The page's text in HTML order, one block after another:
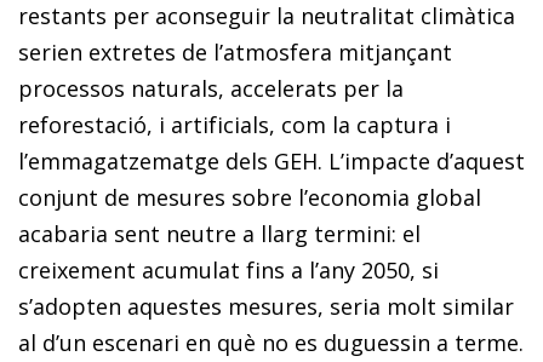
restants per aconseguir la neutralitat climàtica
serien extretes de l’atmosfera mitjançant
processos naturals, accelerats per la
reforestació, i artificials, com la captura i
l’emmagatzematge dels GEH. L’impacte d’aquest
conjunt de mesures sobre l’economia global
acabaria sent neutre a llarg termini: el
creixement acumulat fins a l’any 2050, si
s’adopten aquestes mesures, seria molt similar
al d’un escenari en què no es duguessin a terme.